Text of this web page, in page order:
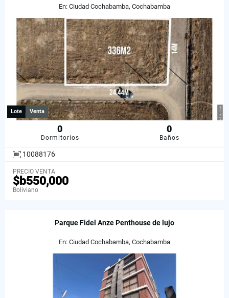
En: Ciudad Cochabamba, Cochabamba
Lote Venta
0
Dormitorios
0
Baños
10088176
PRECIO VENTA
$b550,000
Boliviano
Parque Fidel Anze Penthouse de lujo
En: Ciudad Cochabamba, Cochabamba